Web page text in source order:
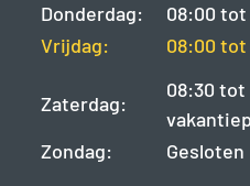
Donderdag:
08:00 tot
Vrijdag:
08:00 tot
Zaterdag:
08:30 tot
Zondag:
Gesloten